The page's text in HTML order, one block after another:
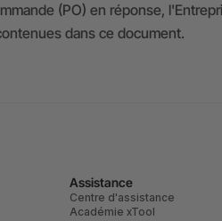
(PO) en réponse,
dans ce document.
Assistance
Centre d'assistance
Académie xTool